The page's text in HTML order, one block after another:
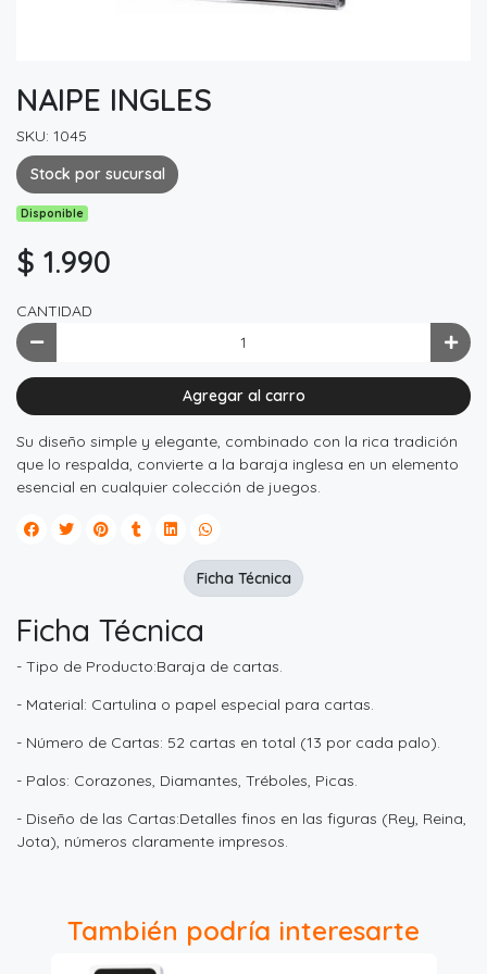
NAIPE INGLES
SKU: 1045
Stock por sucursal
Disponible
$ 1.990
CANTIDAD
Agregar al carro
Su diseño simple y elegante, combinado con la rica tradición
que lo respalda, convierte a la baraja inglesa en un elemento
esencial en cualquier colección de juegos.
Ficha Técnica
- Tipo de Producto:Baraja de cartas.
- Material: Cartulina o papel especial para cartas.
- Número de Cartas: 52 cartas en total (13 por cada palo).
- Palos: Corazones, Diamantes, Tréboles, Picas.
- Diseño de las Cartas:Detalles finos en las figuras (Rey, Reina,
Jota), números claramente impresos.
Ficha Técnica
También podría interesarte